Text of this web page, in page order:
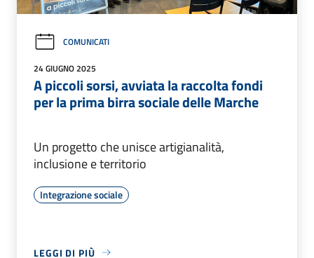
COMUNICATI
24 GIUGNO 2025
A piccoli sorsi, avviata la raccolta fondi
per la prima birra sociale delle Marche
Un progetto che unisce artigianalità,
inclusione e territorio
Integrazione sociale
LEGGI DI PIÙ